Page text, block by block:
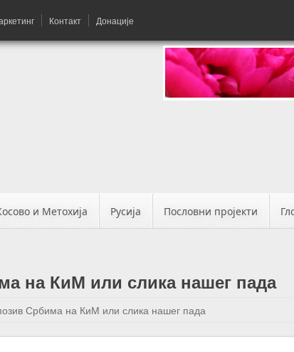
Контакт Донације
и Метохија Русија Пословни пројекти
на КиМ или слика нашег пада
Србима на КиМ или слика нашег пада